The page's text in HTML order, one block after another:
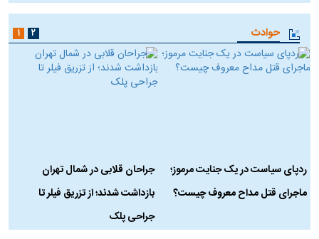
حوادث
ردپای سیاست در یک جنایت مرموز؛
ماجرای قتل مداح معروف چیست؟
جراحان قلابی در شمال تهران
بازداشت شدند؛ از تزریق فیلر تا
جراحی پلک
۱ ۲